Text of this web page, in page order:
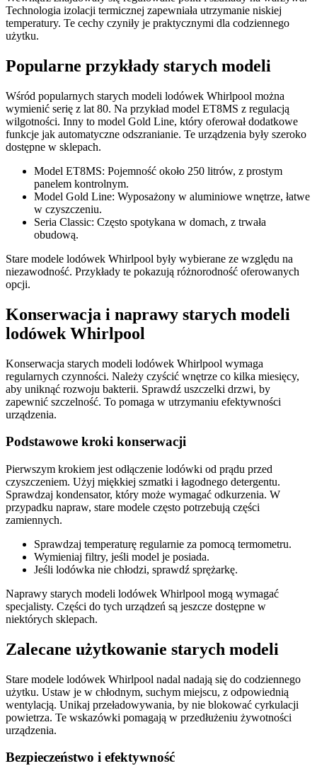
Technologia izolacji termicznej zapewniała utrzymanie niskiej
temperatury. Te cechy czyniły je praktycznymi dla codziennego
użytku.
Popularne przykłady starych modeli
Wśród popularnych starych modeli lodówek Whirlpool można
wymienić serię z lat 80. Na przykład model ET8MS z regulacją
wilgotności. Inny to model Gold Line, który oferował dodatkowe
funkcje jak automatyczne odszranianie. Te urządzenia były szeroko
dostępne w sklepach.
Model ET8MS: Pojemność około 250 litrów, z prostym
panelem kontrolnym.
Model Gold Line: Wyposażony w aluminiowe wnętrze, łatwe
w czyszczeniu.
Seria Classic: Często spotykana w domach, z trwała
obudową.
Stare modele lodówek Whirlpool były wybierane ze względu na
niezawodność. Przykłady te pokazują różnorodność oferowanych
opcji.
Konserwacja i naprawy starych modeli
lodówek Whirlpool
Konserwacja starych modeli lodówek Whirlpool wymaga
regularnych czynności. Należy czyścić wnętrze co kilka miesięcy,
aby uniknąć rozwoju bakterii. Sprawdź uszczelki drzwi, by
zapewnić szczelność. To pomaga w utrzymaniu efektywności
urządzenia.
Podstawowe kroki konserwacji
Pierwszym krokiem jest odłączenie lodówki od prądu przed
czyszczeniem. Użyj miękkiej szmatki i łagodnego detergentu.
Sprawdzaj kondensator, który może wymagać odkurzenia. W
przypadku napraw, stare modele często potrzebują części
zamiennych.
Sprawdzaj temperaturę regularnie za pomocą termometru.
Wymieniaj filtry, jeśli model je posiada.
Jeśli lodówka nie chłodzi, sprawdź sprężarkę.
Naprawy starych modeli lodówek Whirlpool mogą wymagać
specjalisty. Części do tych urządzeń są jeszcze dostępne w
niektórych sklepach.
Zalecane użytkowanie starych modeli
Stare modele lodówek Whirlpool nadal nadają się do codziennego
użytku. Ustaw je w chłodnym, suchym miejscu, z odpowiednią
wentylacją. Unikaj przeładowywania, by nie blokować cyrkulacji
powietrza. Te wskazówki pomagają w przedłużeniu żywotności
urządzenia.
Bezpieczeństwo i efektywność